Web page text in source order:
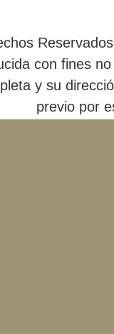
con fines
y su
previo por